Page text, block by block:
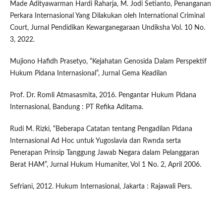
Made Adityawarman Hardi Raharja, M. Jodi Setianto, Penanganan
Perkara Internasional Yang Dilakukan oleh International Criminal
Court, Jurnal Pendidikan Kewarganegaraan Undiksha Vol. 10 No.
3, 2022.
Mujiono Hafidh Prasetyo, “Kejahatan Genosida Dalam Perspektif
Hukum Pidana Internasional”, Jurnal Gema Keadilan
Prof. Dr. Romli Atmasasmita, 2016. Pengantar Hukum Pidana
Internasional, Bandung : PT Refika Aditama.
Rudi M. Rizki, “Beberapa Catatan tentang Pengadilan Pidana
Internasional Ad Hoc untuk Yugoslavia dan Rwnda serta
Penerapan Prinsip Tanggung Jawab Negara dalam Pelanggaran
Berat HAM”, Jurnal Hukum Humaniter, Vol 1 No. 2, April 2006.
Sefriani, 2012. Hukum Internasional, Jakarta : Rajawali Pers.